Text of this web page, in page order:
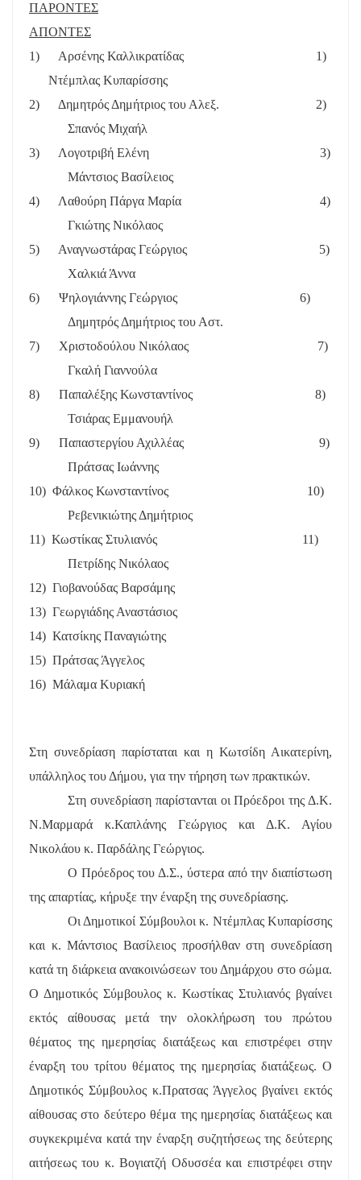
ΠΑΡΟΝΤΕΣ
ΑΠΟΝΤΕΣ
1)
Αρσένης Καλλικρατίδας
1)
Ντέμπλας Κυπαρίσσης
2)
Δημητρός Δημήτριος του Αλεξ.
2)
Σπανός Μιχαήλ
3)
Λογοτριβή Ελένη
3)
Μάντσιος Βασίλειος
4)
Λαθούρη Πάργα Μαρία
4)
Γκιώτης Νικόλαος
5)
Αναγνωστάρας Γεώργιος
5)
Χαλκιά Άννα
6)
Ψηλογιάννης Γεώργιος
6)
Δημητρός Δημήτριος του Αστ.
7)
Χριστοδούλου Νικόλαος
7)
Γκαλή Γιαννούλα
8)
Παπαλέξης Κωνσταντίνος
8)
Τσιάρας Εμμανουήλ
9)
Παπαστεργίου Αχιλλέας
9)
Πράτσας Ιωάννης
10) Φάλκος Κωνσταντίνος
10)
Ρεβενικιώτης Δημήτριος
11) Κωστίκας Στυλιανός
11)
Πετρίδης Νικόλαος
12) Γιοβανούδας Βαρσάμης
13) Γεωργιάδης Αναστάσιος
14) Κατσίκης Παναγιώτης
15) Πράτσας Άγγελος
16) Μάλαμα Κυριακή
Στη συνεδρίαση παρίσταται και η Κωτσίδη Αικατερίνη,
υπάλληλος του Δήμου, για την τήρηση των πρακτικών.
Στη συνεδρίαση παρίστανται οι Πρόεδροι της Δ.Κ.
Ν.Μαρμαρά κ.Καπλάνης Γεώργιος και Δ.Κ. Αγίου
Νικολάου κ. Παρδάλης Γεώργιος.
Ο Πρόεδρος του Δ.Σ., ύστερα από την διαπίστωση
της απαρτίας, κήρυξε την έναρξη της συνεδρίασης.
Οι Δημοτικοί Σύμβουλοι κ. Ντέμπλας Κυπαρίσσης
και κ. Μάντσιος Βασίλειος προσήλθαν στη συνεδρίαση
κατά τη διάρκεια ανακοινώσεων του Δημάρχου στο σώμα.
Ο Δημοτικός Σύμβουλος κ. Κωστίκας Στυλιανός βγαίνει
εκτός αίθουσας μετά την ολοκλήρωση του πρώτου
θέματος της ημερησίας διατάξεως και επιστρέφει στην
έναρξη του τρίτου θέματος της ημερησίας διατάξεως. Ο
Δημοτικός Σύμβουλος κ.Πρατσας Άγγελος βγαίνει εκτός
αίθουσας στο δεύτερο θέμα της ημερησίας διατάξεως και
συγκεκριμένα κατά την έναρξη συζητήσεως της δεύτερης
αιτήσεως του κ. Βογιατζή Οδυσσέα και επιστρέφει στην